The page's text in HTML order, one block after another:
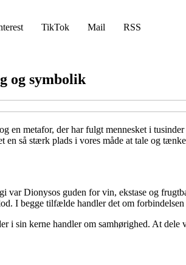
TikTok Mail RSS
og symbolik
en metafor, der har fulgt mennesket i
så stærk plads i vores måde at tale og
Dionysos guden for vin, ekstase og
I begge tilfælde handler det om forbindelsen
i sin kerne handler om samhørighed. At